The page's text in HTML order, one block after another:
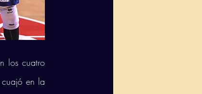
los cuatro
cuajó en la